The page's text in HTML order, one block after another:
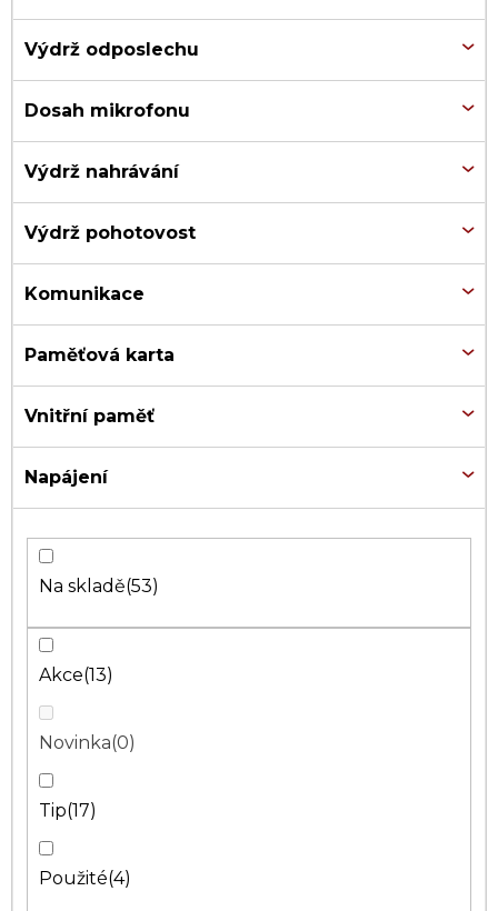
Na skladě 53
Akce 13
Novinka 0
Tip 17
Použité 4
Výdrž odposlechu
Dosah mikrofonu
Výdrž nahrávání
Výdrž pohotovost
Komunikace
Paměťová karta
Vnitřní paměť
Napájení